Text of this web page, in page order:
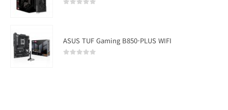
ASUS TUF Gaming B850-PLUS WIFI